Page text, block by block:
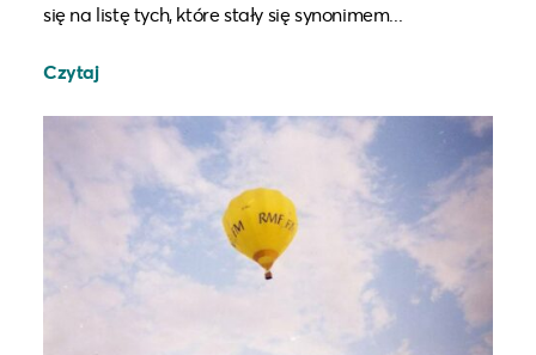
się na listę tych, które stały się synonimem...
Czytaj